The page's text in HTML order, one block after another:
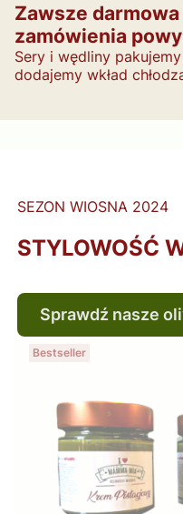
Zawsze
zamówienia
Sery i wędliny
dodajemy wkład
SEZON WIOSNA 2024
STYLOWOŚĆ
Sprawdź nasze
Bestseller